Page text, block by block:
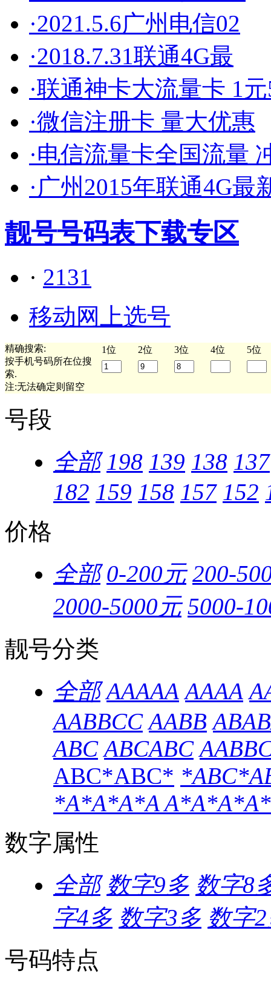
·2021.5.6广州电信02
·2018.7.31联通4G最
·联通神卡大流量卡 1
·微信注册卡 量大优惠
·电信流量卡全国流量
·广州2015年联通4G最
靓号号码表下载专区
· 2131
移动网上选号
精确搜索:
按手机号码所在位搜
索.
注:无法确定则留空
1位 2位 3位 4位 5位
号段
全部 198 139 138 137
182 159 158 157 152
价格
全部 0-200元 200-
2000-5000元 5000-
靓号分类
全部 AAAAA AAAA
AABBCC AABB
ABC ABCABC
ABC*ABC*
*A*A*A*AA*A*A*A*
数字属性
全部 数字9多 数字8
字4多 数字3多 数字
号码特点